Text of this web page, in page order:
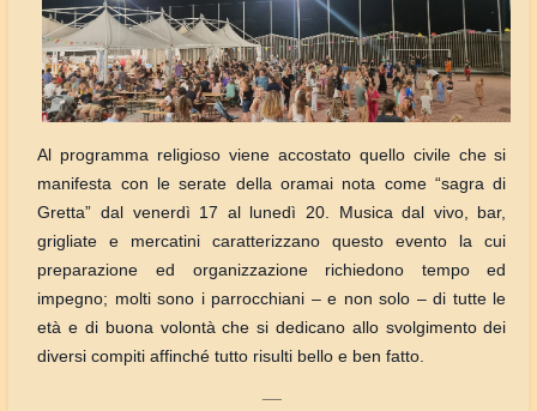
Al programma religioso viene accostato quello civile che si
manifesta con le serate della oramai nota come “sagra di
Gretta” dal venerdì 17 al lunedì 20. Musica dal vivo, bar,
grigliate e mercatini caratterizzano questo evento la cui
preparazione ed organizzazione richiedono tempo ed
impegno; molti sono i parrocchiani – e non solo – di tutte le
età e di buona volontà che si dedicano allo svolgimento dei
diversi compiti affinché tutto risulti bello e ben fatto.